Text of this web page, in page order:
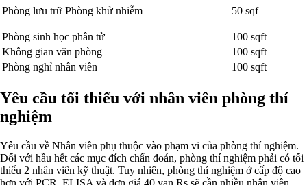
Phòng lưu trữ Phòng khử nhiễm
50 sqf
Phòng sinh học phân tử
100 sqft
Không gian văn phòng
100 sqft
Phòng nghỉ nhân viên
100 sqft
Yêu cầu tối thiểu với nhân viên phòng thí
nghiệm
Yêu cầu về Nhân viên phụ thuộc vào phạm vi của phòng thí nghiệm.
Đối với hầu hết các mục đích chẩn đoán, phòng thí nghiệm phải có tối
thiểu 2 nhân viên kỹ thuật. Tuy nhiên, phòng thí nghiệm ở cấp độ cao